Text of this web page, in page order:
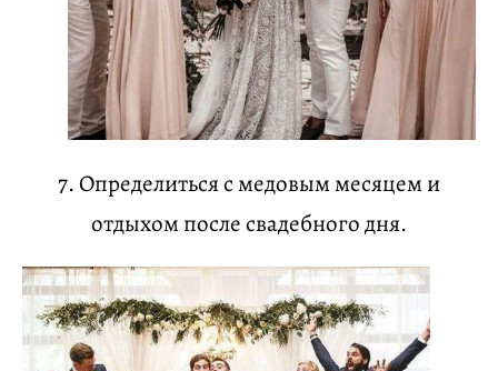
7. Определиться с медовым месяцем и
отдыхом после свадебного дня.